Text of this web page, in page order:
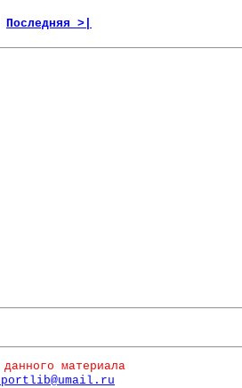
Последняя >|
материала